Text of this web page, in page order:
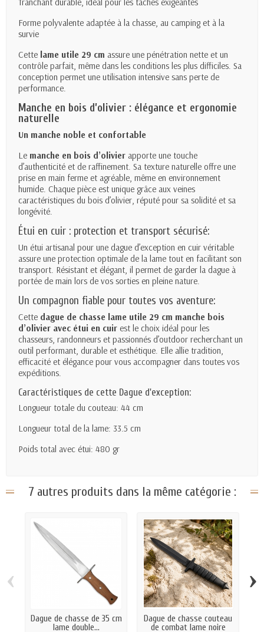
Forme polyvalente adaptée à la chasse, au camping et à la
survie
Cette lame utile 29 cm assure une pénétration nette et un
contrôle parfait, même dans les conditions les plus difficiles. Sa
conception permet une utilisation intensive sans perte de
performance.
Manche en bois d’olivier : élégance et ergonomie
naturelle
Un manche noble et confortable
Le manche en bois d’olivier apporte une touche
d’authenticité et de raffinement. Sa texture naturelle offre une
prise en main ferme et agréable, même en environnement
humide. Chaque pièce est unique grâce aux veines
caractéristiques du bois d’olivier, réputé pour sa solidité et sa
longévité.
Étui en cuir : protection et transport sécurisé:
Un étui artisanal pour une dague d’exception en cuir véritable
assure une protection optimale de la lame tout en facilitant son
transport. Résistant et élégant, il permet de garder la dague à
portée de main lors de vos sorties en pleine nature.
Un compagnon fiable pour toutes vos aventure:
Cette dague de chasse lame utile 29 cm manche bois
d’olivier avec étui en cuir est le choix idéal pour les
chasseurs, randonneurs et passionnés d’outdoor recherchant un
outil performant, durable et esthétique. Elle allie tradition,
efficacité et élégance pour vous accompagner dans toutes vos
expéditions.
Caractéristiques de cette Dague d'exception:
Longueur totale du couteau: 44 cm
Longueur total de la lame: 33.5 cm
Poids total avec étui: 480 gr
7 autres produits dans la même catégorie :
Dague de chasse de 35 cm
lame double...
Dague de chasse couteau
de combat lame noire
‹ ›